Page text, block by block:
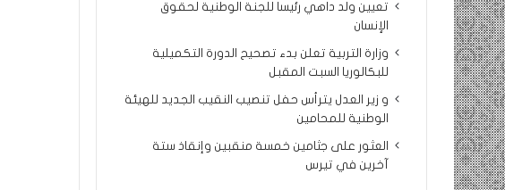
تعيين ولد داهي رئيسا للجنة الوطنية لحقوق
الإنسان
وزارة التربية تعلن بدء تصحيح الدورة التكميلية
للبكالوريا السبت المقبل
و زير العدل يترأس حفل تنصيب النقيب الجديد للهيئة
الوطنية للمحامين
العثور على جثامين خمسة منقبين وإنقاذ ستة
آخرين في تيرس